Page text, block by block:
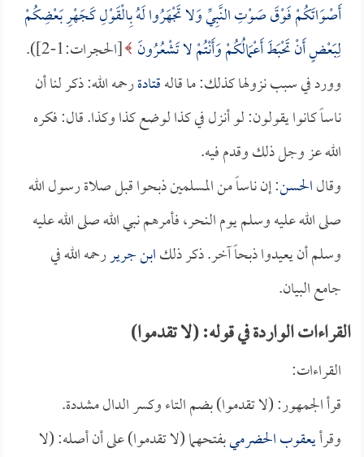
أَصْوَاتَكُمْ فَوْقَ صَوْتِ النَّبِيِّ وَلا تَجْهَرُوا لَهُ بِالْقَوْلِ كَجَهْرِ بَعْضِكُمْ
لِبَعْضٍ أَنْ تَحْبَطَ أَعْمَالُكُمْ وَأَنْتُمْ لا تَشْعُرُونَ [الحجرات:1-2]).
وورد في سبب نزولها كذلك: ما قالهقتادةرحمه الله: ذكر لنا أن
ناساً كانوا يقولون: لو أنزل في كذا لوضع كذا وكذا. قال: فكره
الله عز وجل ذلك وقدم فيه.
وقالالحسن: إن ناساً من المسلمين ذبحوا قبل صلاة رسول الله
صلى الله عليه وسلم يوم النحر، فأمرهم نبي الله صلى الله عليه
وسلم أن يعيدوا ذبحاً آخر. ذكر ذلكابن جريررحمه الله في
جامع البيان.
القراءات الواردة في قوله: (لا تقدموا)
القراءات:
قرأ الجمهور: (لا تقدموا) بضم التاء وكسر الدال مشددة.
وقرأيعقوب الحضرميبفتحهما (لا تقدموا) على أن أصله: (لا